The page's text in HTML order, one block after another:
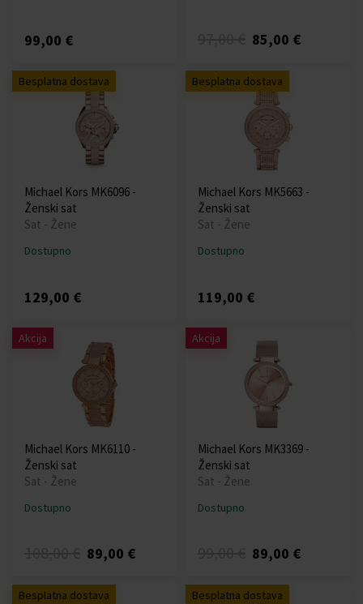
99,00 € 85,00 €
Besplatna dostava
Michael Kors MK6096 -
Ženski sat
Sat - Žene
Dostupno
129,00 €
Besplatna dostava
Michael Kors MK5663 -
Ženski sat
Sat - Žene
Dostupno
119,00 €
Akcija
Michael Kors MK6110 -
Ženski sat
Sat - Žene
Dostupno
89,00 €
Akcija
Michael Kors MK3369 -
Ženski sat
Sat - Žene
Dostupno
89,00 €
Besplatna dostava Besplatna dostava